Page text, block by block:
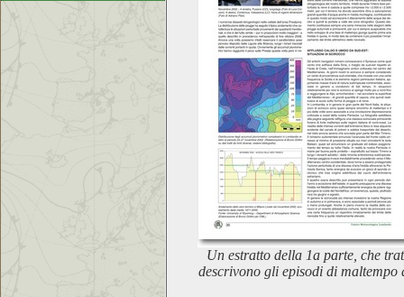
Un estratto della 1a parte, che
descrivono gli episodi di maltempo